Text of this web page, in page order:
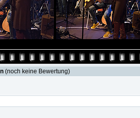
(noch keine Bewertung)